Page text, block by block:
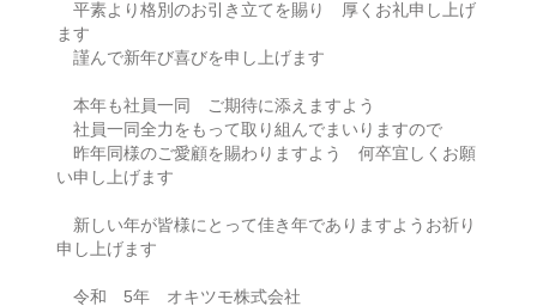
平素より格別のお引き立てを賜り 厚くお礼申し上げ
ます
謹んで新年び喜びを申し上げます
本年も社員一同 ご期待に添えますよう
社員一同全力をもって取り組んでまいりますので
昨年同様のご愛顧を賜わりますよう 何卒宜しくお願
い申し上げます
新しい年が皆様にとって佳き年でありますようお祈り
申し上げます
令和 5年 オキツモ株式会社